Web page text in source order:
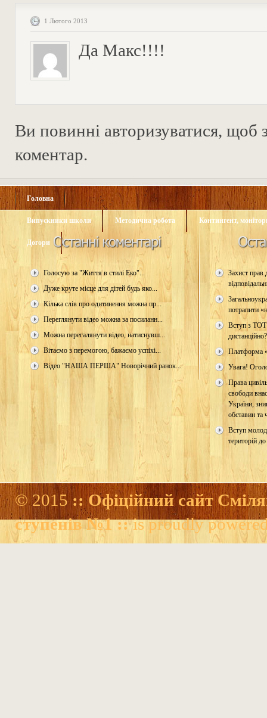
1 Лютого 2013
Да Макс!!!!
Ви повинні авторизуватися, щоб
коментар.
Головна
Випускники школи Методична робота Контингент,
Догори
Голосую за "Життя в стилі Еко"...
Дуже круте місце для дітей будь яко...
Кілька слів про одитинення можна пр...
Переглянути відео можна за посиланн...
Можна перегалянути відео, натиснувш...
Вітаємо з перемогою, бажаємо успіхі...
Відео "НАША ПЕРША" Новорічний ранок...
Захист прав
потрапити
Вступ з
дистанційно?
Платформа
Увага!
Права
свободи
України,
обставин та
Вступ
територій
© 2015:: Офіційний сайт
ступенів №1 ::is proudly